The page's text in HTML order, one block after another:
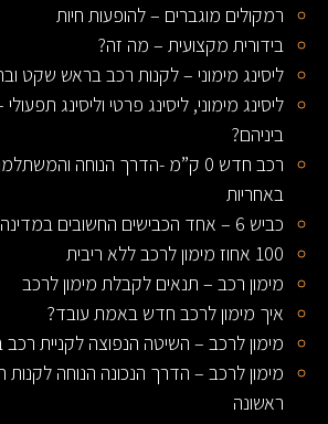
רמקולים מוגברים – להופעות חיות
בידורית מקצועית – מה זה?
ליסינג מימוני – לקנות רכב בראש שקט
ליסינג מימוני, ליסינג פרטי וליסינג
ביניהם?
רכב חדש 0 ק”מ -הדרך הנוחה
באחריות
כביש 6 – אחד הכבישים החשובים במדינה
100 אחוז מימון לרכב ללא ריבית
מימון רכב – תנאים לקבלת מימון לרכב
איך מימון לרכב חדש באמת עובד?
מימון לרכב – השיטה הנפוצה לקניית רכב
מימון לרכב – הדרך הנכונה הנוחה
ראשונה